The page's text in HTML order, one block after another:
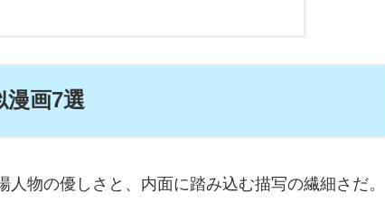
画7選
人物の優しさと、内面に踏み込む描写の繊細さだ。